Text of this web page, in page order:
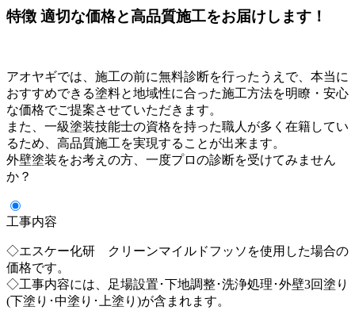
特徴 適切な価格と高品質施工をお届けします！
アオヤギでは、施工の前に無料診断を行ったうえで、本当に
おすすめできる塗料と地域性に合った施工方法を明瞭・安心
な価格でご提案させていただきます。
また、一級塗装技能士の資格を持った職人が多く在籍してい
るため、高品質施工を実現することが出来ます。
外壁塗装をお考えの方、一度プロの診断を受けてみません
か？
工事内容
◇エスケー化研 クリーンマイルドフッソを使用した場合の
価格です。
◇工事内容には、足場設置･下地調整･洗浄処理･外壁3回塗り
(下塗り･中塗り･上塗り)が含まれます。